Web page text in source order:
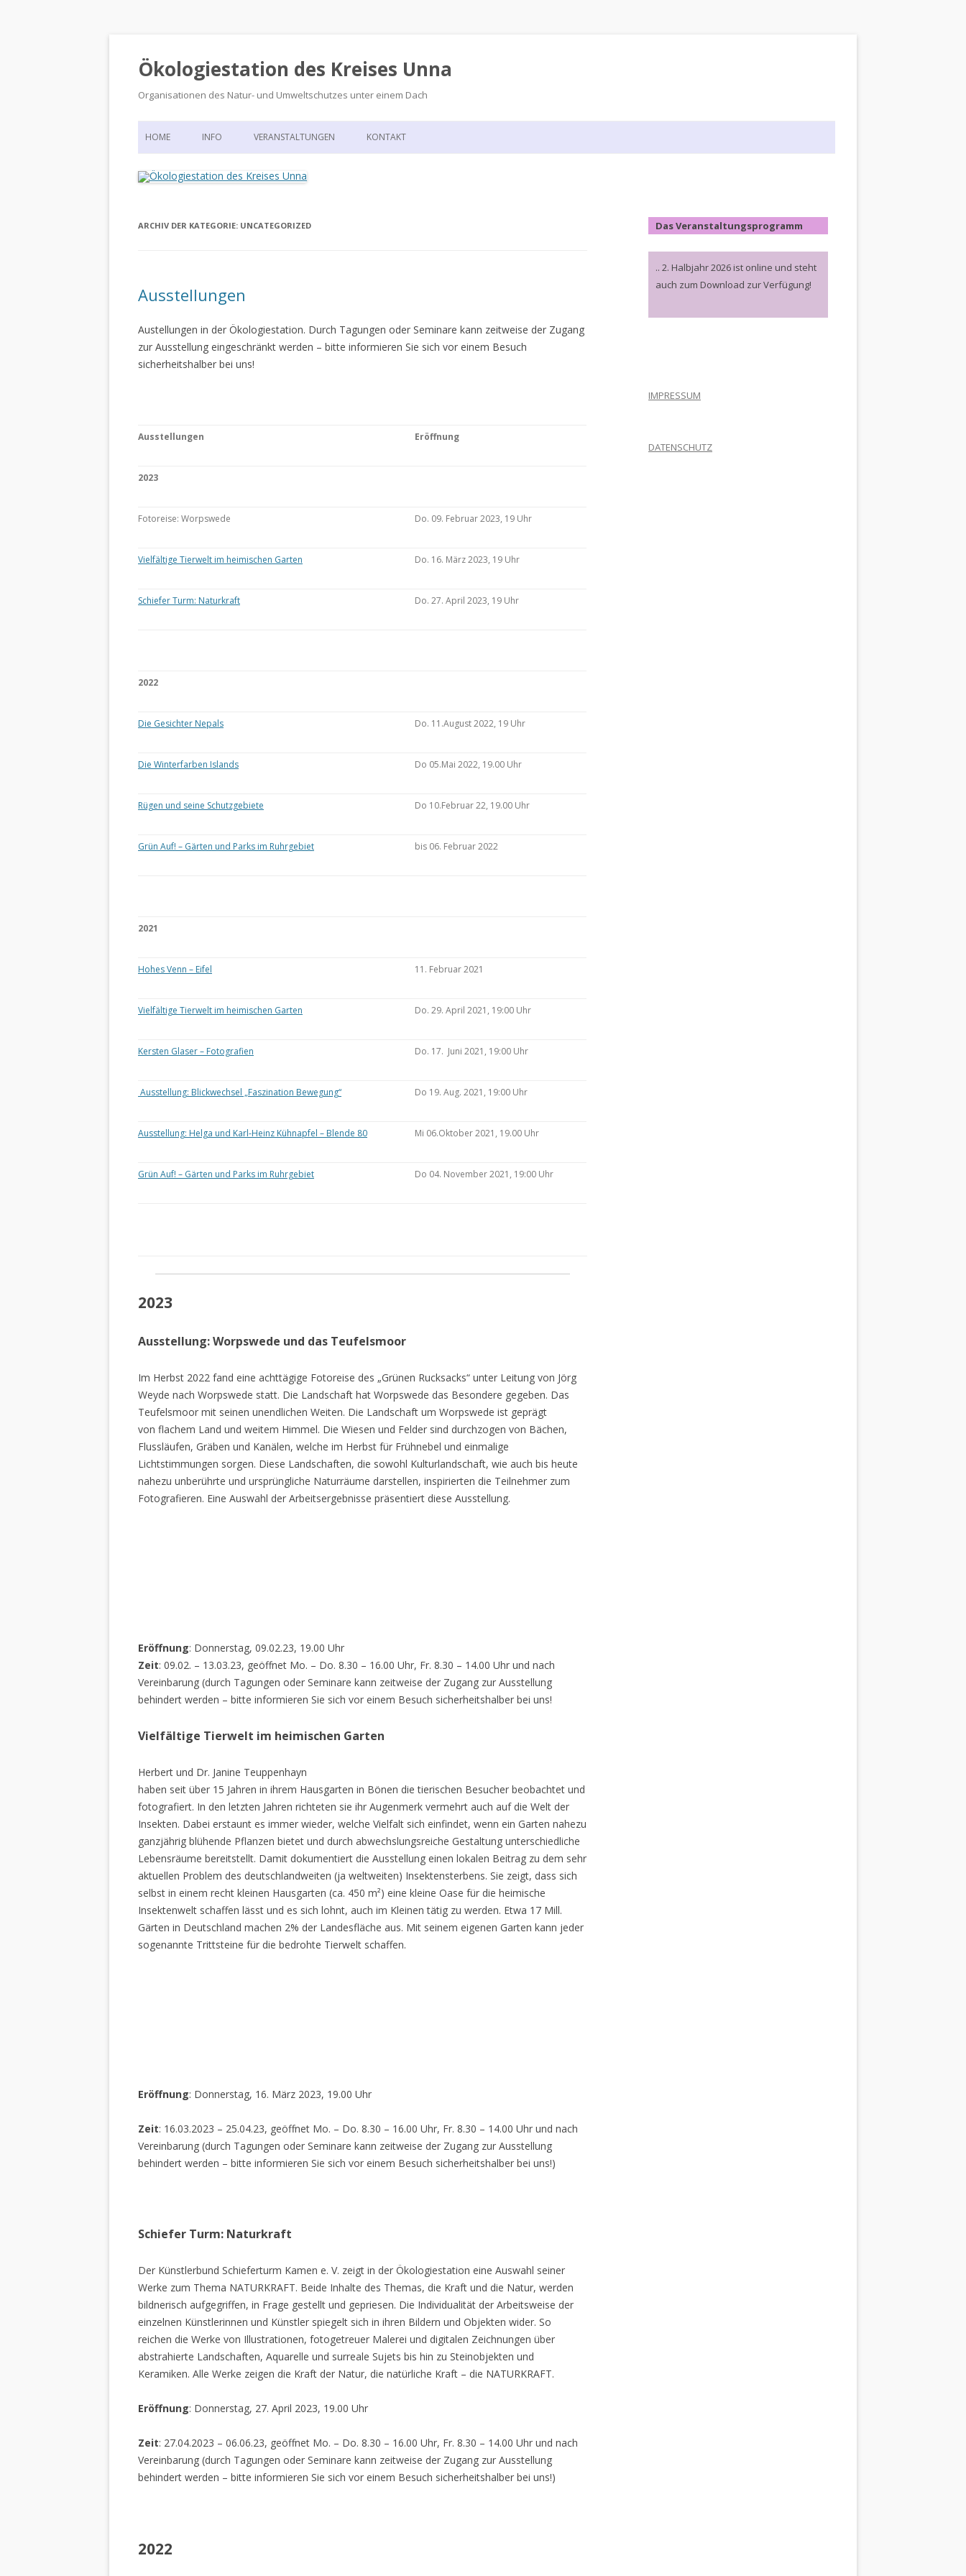
Ökologiestation des Kreises Unna
Organisationen des Natur- und Umweltschutzes unter einem Dach
Zum
HOME INFO VERANSTALTUNGEN KONTAKT
ARCHIV DER KATEGORIE: UNCATEGORIZED
Ausstellungen
Austellungen in der Ökologiestation. Durch Tagungen oder Seminare kann zeitweise der Zugang
zur Ausstellung eingeschränkt werden – bitte informieren Sie sich vor einem Besuch
sicherheitshalber bei uns!
Ausstellungen Eröffnung
2023
Fotoreise: Worpswede Do. 09. Februar 2023, 19 Uhr
Vielfältige Tierwelt im heimischen Garten Do. 16. März 2023, 19 Uhr
Schiefer Turm: Naturkraft Do. 27. April 2023, 19 Uhr
2022
Die Gesichter Nepals Do. 11.August 2022, 19 Uhr
Die Winterfarben Islands Do 05.Mai 2022, 19.00 Uhr
Rügen und seine Schutzgebiete Do 10.Februar 22, 19.00 Uhr
Grün Auf! – Gärten und Parks im Ruhrgebiet bis 06. Februar 2022
2021
Hohes Venn – Eifel 11. Februar 2021
Vielfältige Tierwelt im heimischen Garten Do. 29. April 2021, 19:00 Uhr
Kersten Glaser – Fotografien Do. 17. Juni 2021, 19:00 Uhr
Ausstellung: Blickwechsel „Faszination Bewegung“ Do 19. Aug. 2021, 19:00 Uhr
Ausstellung: Helga und Karl-Heinz Kühnapfel – Blende 80 Mi 06.Oktober 2021, 19.00 Uhr
Grün Auf! – Gärten und Parks im Ruhrgebiet Do 04. November 2021, 19:00 Uhr
2023
Ausstellung: Worpswede und das Teufelsmoor
Im Herbst 2022 fand eine achttägige Fotoreise des „Grünen Rucksacks“ unter Leitung von Jörg
Weyde nach Worpswede statt. Die Landschaft hat Worpswede das Besondere gegeben. Das
Teufelsmoor mit seinen unendlichen Weiten. Die Landschaft um Worpswede ist geprägt
von flachem Land und weitem Himmel. Die Wiesen und Felder sind durchzogen von Bächen,
Flussläufen, Gräben und Kanälen, welche im Herbst für Frühnebel und einmalige
Lichtstimmungen sorgen. Diese Landschaften, die sowohl Kulturlandschaft, wie auch bis heute
nahezu unberührte und ursprüngliche Naturräume darstellen, inspirierten die Teilnehmer zum
Fotografieren. Eine Auswahl der Arbeitsergebnisse präsentiert diese Ausstellung.
Eröffnung: Donnerstag, 09.02.23, 19.00 Uhr
Zeit: 09.02. – 13.03.23, geöffnet Mo. – Do. 8.30 – 16.00 Uhr, Fr. 8.30 – 14.00 Uhr und nach
Vereinbarung (durch Tagungen oder Seminare kann zeitweise der Zugang zur Ausstellung
behindert werden – bitte informieren Sie sich vor einem Besuch sicherheitshalber bei uns!
Vielfältige Tierwelt im heimischen Garten
Herbert und Dr. Janine Teuppenhayn
haben seit über 15 Jahren in ihrem Hausgarten in Bönen die tierischen Besucher beobachtet und
fotografiert. In den letzten Jahren richteten sie ihr Augenmerk vermehrt auch auf die Welt der
Insekten. Dabei erstaunt es immer wieder, welche Vielfalt sich einfindet, wenn ein Garten nahezu
ganzjährig blühende Pflanzen bietet und durch abwechslungsreiche Gestaltung unterschiedliche
Lebensräume bereitstellt. Damit dokumentiert die Ausstellung einen lokalen Beitrag zu dem sehr
aktuellen Problem des deutschlandweiten (ja weltweiten) Insektensterbens. Sie zeigt, dass sich
selbst in einem recht kleinen Hausgarten (ca. 450 m²) eine kleine Oase für die heimische
Insektenwelt schaffen lässt und es sich lohnt, auch im Kleinen tätig zu werden. Etwa 17 Mill.
Gärten in Deutschland machen 2% der Landesfläche aus. Mit seinem eigenen Garten kann jeder
sogenannte Trittsteine für die bedrohte Tierwelt schaffen.
Eröffnung: Donnerstag, 16. März 2023, 19.00 Uhr
Zeit: 16.03.2023 – 25.04.23, geöffnet Mo. – Do. 8.30 – 16.00 Uhr, Fr. 8.30 – 14.00 Uhr und nach
Vereinbarung (durch Tagungen oder Seminare kann zeitweise der Zugang zur Ausstellung
behindert werden – bitte informieren Sie sich vor einem Besuch sicherheitshalber bei uns!)
Schiefer Turm: Naturkraft
Der Künstlerbund Schieferturm Kamen e. V. zeigt in der Ökologiestation eine Auswahl seiner
Werke zum Thema NATURKRAFT. Beide Inhalte des Themas, die Kraft und die Natur, werden
bildnerisch aufgegriffen, in Frage gestellt und gepriesen. Die Individualität der Arbeitsweise der
einzelnen Künstlerinnen und Künstler spiegelt sich in ihren Bildern und Objekten wider. So
reichen die Werke von Illustrationen, fotogetreuer Malerei und digitalen Zeichnungen über
abstrahierte Landschaften, Aquarelle und surreale Sujets bis hin zu Steinobjekten und
Keramiken. Alle Werke zeigen die Kraft der Natur, die natürliche Kraft – die NATURKRAFT.
Eröffnung: Donnerstag, 27. April 2023, 19.00 Uhr
Zeit: 27.04.2023 – 06.06.23, geöffnet Mo. – Do. 8.30 – 16.00 Uhr, Fr. 8.30 – 14.00 Uhr und nach
Vereinbarung (durch Tagungen oder Seminare kann zeitweise der Zugang zur Ausstellung
behindert werden – bitte informieren Sie sich vor einem Besuch sicherheitshalber bei uns!)
2022
Das Veranstaltungsprogramm
.. 2. Halbjahr 2026 ist online und steht
auch zum Download zur Verfügung!
IMPRESSUM
DATENSCHUTZ